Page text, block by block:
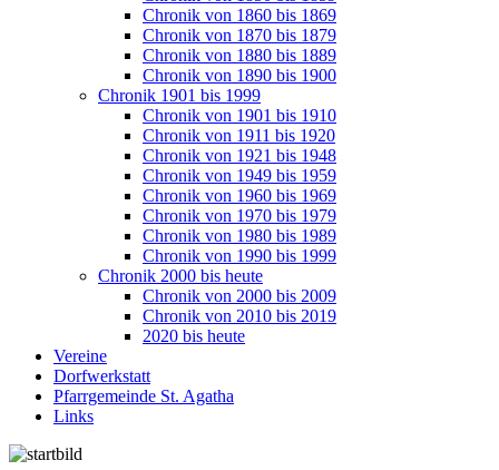
Chronik von 1860 bis 1869
Chronik von 1870 bis 1879
Chronik von 1880 bis 1889
Chronik von 1890 bis 1900
Chronik 1901 bis 1999
Chronik von 1901 bis 1910
Chronik von 1911 bis 1920
Chronik von 1921 bis 1948
Chronik von 1949 bis 1959
Chronik von 1960 bis 1969
Chronik von 1970 bis 1979
Chronik von 1980 bis 1989
Chronik von 1990 bis 1999
Chronik 2000 bis heute
Chronik von 2000 bis 2009
Chronik von 2010 bis 2019
2020 bis heute
Vereine
Dorfwerkstatt
Pfarrgemeinde St. Agatha
Links